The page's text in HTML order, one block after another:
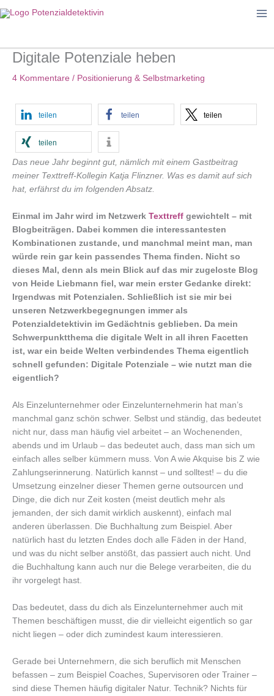
Inhalt
Digitale Potenziale heben
4 Kommentare / Positionierung & Selbstmarketing
teilen teilen teilen
teilen
Das neue Jahr beginnt gut, nämlich mit einem Gastbeitrag
meiner Texttreff-Kollegin Katja Flinzner. Was es damit auf sich
hat, erfährst du im folgenden Absatz.
Einmal im Jahr wird im Netzwerk Texttreff gewichtelt – mit
Blogbeiträgen. Dabei kommen die interessantesten
Kombinationen zustande, und manchmal meint man, man
würde rein gar kein passendes Thema finden. Nicht so
dieses Mal, denn als mein Blick auf das mir zugeloste Blog
von Heide Liebmann fiel, war mein erster Gedanke direkt:
Irgendwas mit Potenzialen. Schließlich ist sie mir bei
unseren Netzwerkbegegnungen immer als
Potenzialdetektivin im Gedächtnis geblieben. Da mein
Schwerpunktthema die digitale Welt in all ihren Facetten
ist, war ein beide Welten verbindendes Thema eigentlich
schnell gefunden: Digitale Potenziale – wie nutzt man die
eigentlich?
Als Einzelunternehmer oder Einzelunternehmerin hat man’s
manchmal ganz schön schwer. Selbst und ständig, das bedeutet
nicht nur, dass man häufig viel arbeitet – an Wochenenden,
abends und im Urlaub – das bedeutet auch, dass man sich um
einfach alles selber kümmern muss. Von A wie Akquise bis Z wie
Zahlungserinnerung. Natürlich kannst – und solltest! – du die
Umsetzung einzelner dieser Themen gerne outsourcen und
Dinge, die dich nur Zeit kosten (meist deutlich mehr als
jemanden, der sich damit wirklich auskennt), einfach mal
anderen überlassen. Die Buchhaltung zum Beispiel. Aber
natürlich hast du letzten Endes doch alle Fäden in der Hand,
und was du nicht selber anstößt, das passiert auch nicht. Und
die Buchhaltung kann auch nur die Belege verarbeiten, die du
ihr vorgelegt hast.
Das bedeutet, dass du dich als Einzelunternehmer auch mit
Themen beschäftigen musst, die dir vielleicht eigentlich so gar
nicht liegen – oder dich zumindest kaum interessieren.
Gerade bei Unternehmern, die sich beruflich mit Menschen
befassen – zum Beispiel Coaches, Supervisoren oder Trainer –
sind diese Themen häufig digitaler Natur. Technik? Nichts für